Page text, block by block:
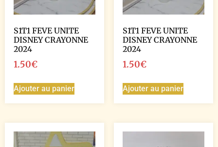
S1T1 FEVE UNITE
DISNEY CRAYONNE
2024
1.50€
Ajouter au panier
S1T1 FEVE UNITE
DISNEY CRAYONNE
2024
1.50€
Ajouter au panier